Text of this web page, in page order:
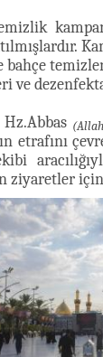
bahçe
ve
etrafını
ziyaretler